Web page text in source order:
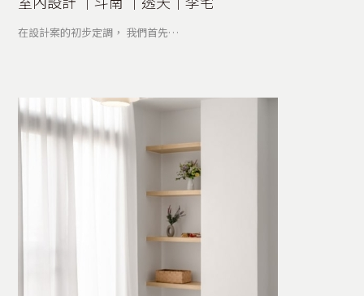
在設計案的初步定調， 我們首先…